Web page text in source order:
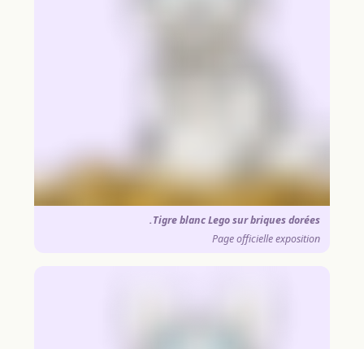
Tigre blanc Lego sur briques dorées.
Page officielle exposition